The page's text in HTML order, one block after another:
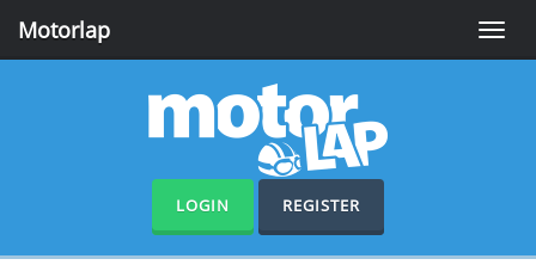
Toggle
Motorlap
LOGIN REGISTER